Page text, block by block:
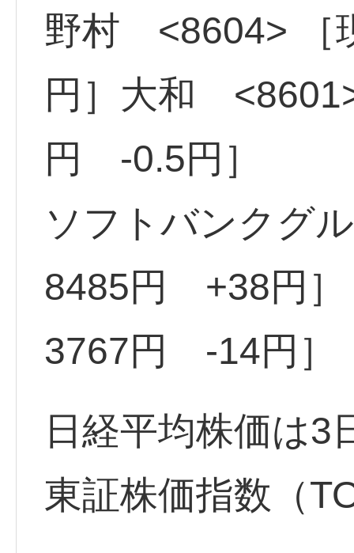
野村 <8604> ［
円］大和
円 -0.5円］
ソフトバンクグ
8485円 +38円］
3767円 -14円］
日経平均株価は3
東証株価指数（